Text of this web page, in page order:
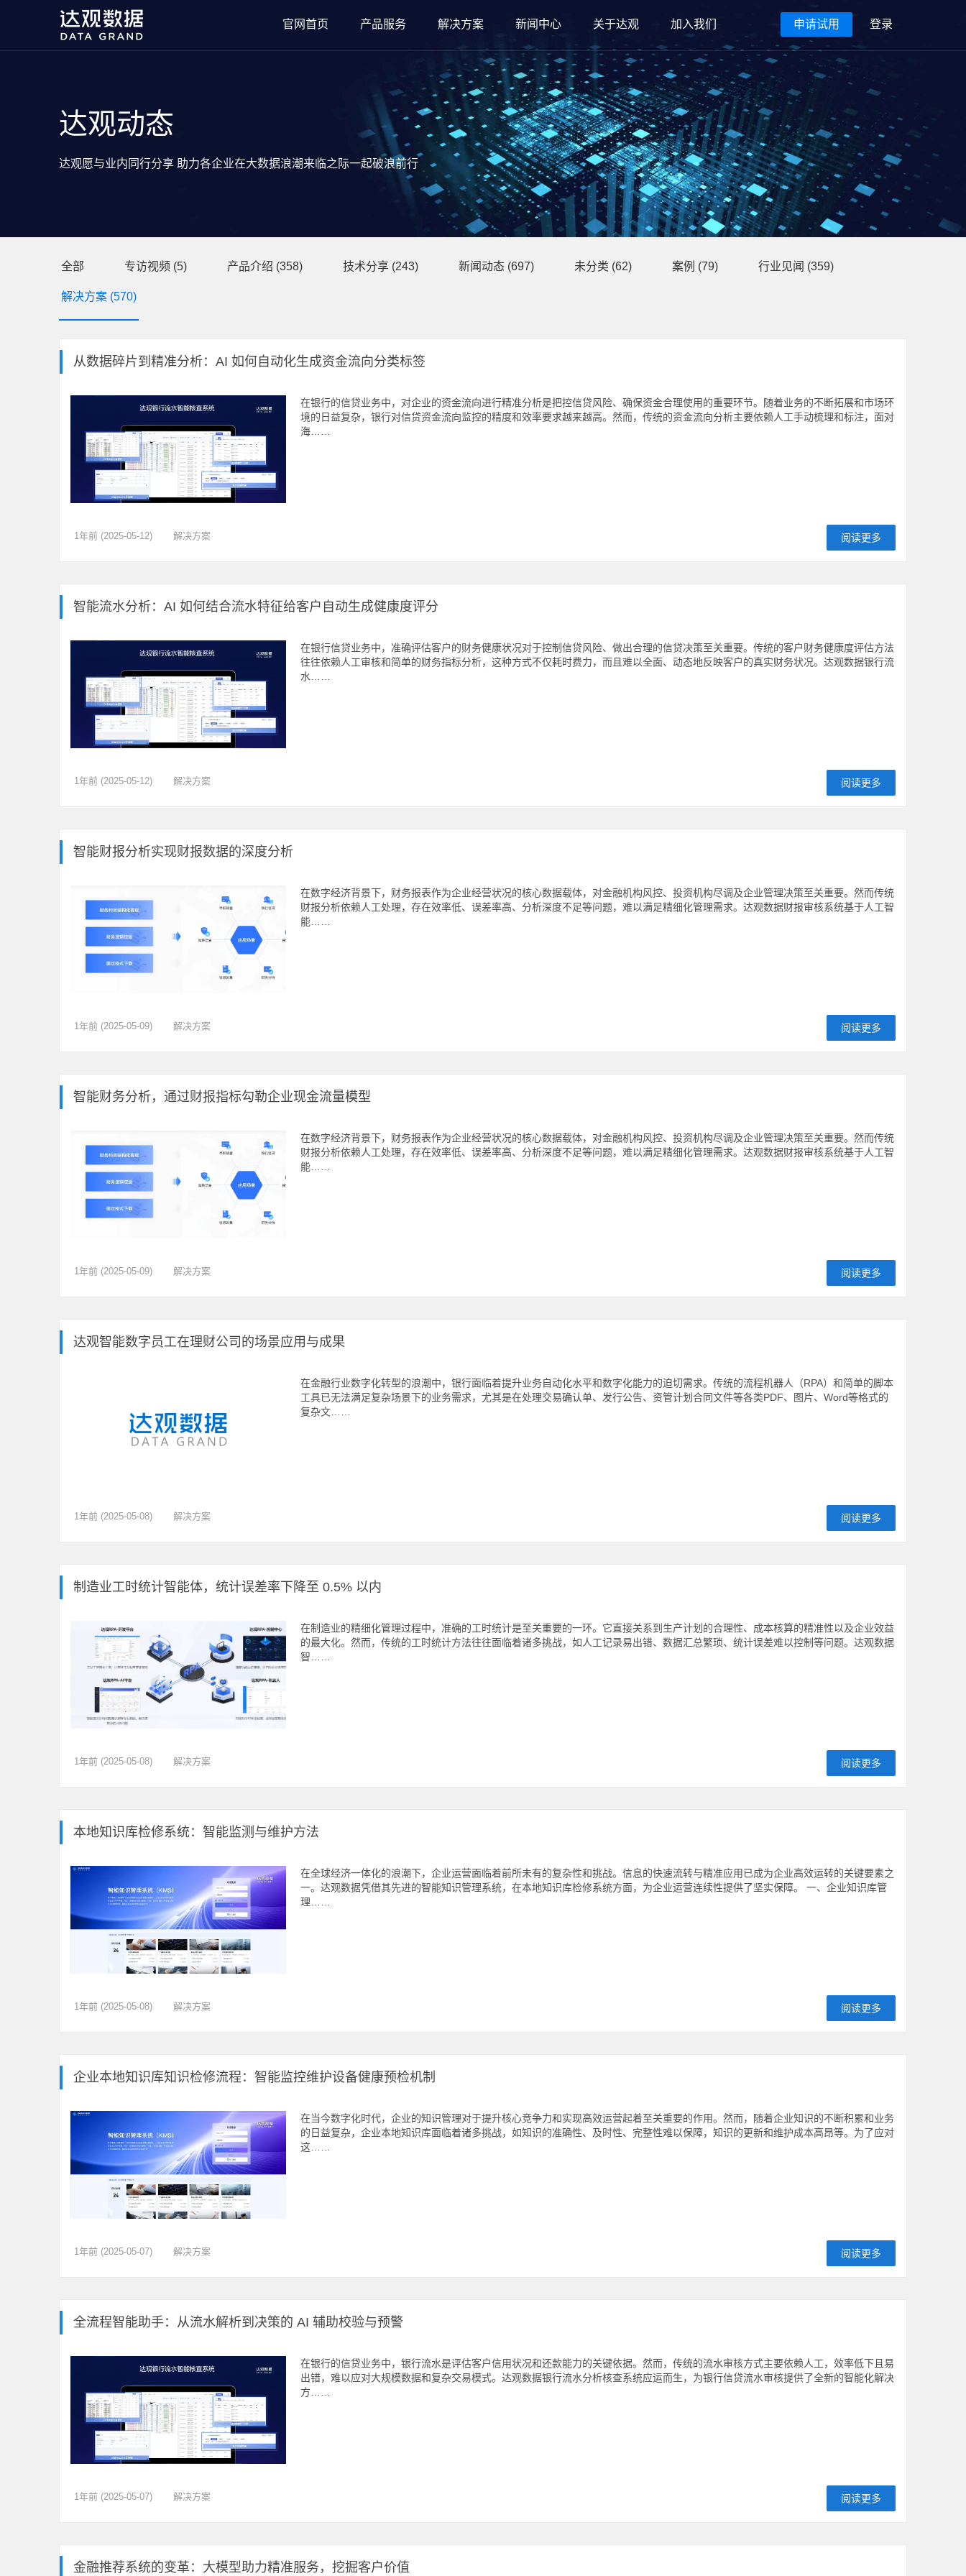
官网首页 产品服务 解决方案 新闻中心 关于达观 加入我们 申请试用 登录
达观动态
达观愿与业内同行分享 助力各企业在大数据浪潮来临之际一起破浪前行
全部 专访视频 (5) 产品介绍 (358) 技术分享 (243) 新闻动态 (697) 未分类 (62) 案例 (79) 行业见闻 (359)
解决方案 (570)
从数据碎片到精准分析：AI 如何自动化生成资金流向分类标签
在银行的信贷业务中，对企业的资金流向进行精准分析是把控信贷风险、确保资金合理使用的重要环节。随着业务的不断拓展和市场环
境的日益复杂，银行对信贷资金流向监控的精度和效率要求越来越高。然而，传统的资金流向分析主要依赖人工手动梳理和标注，面对
海……
1年前 (2025-05-12) 解决方案 阅读更多
智能流水分析：AI 如何结合流水特征给客户自动生成健康度评分
在银行信贷业务中，准确评估客户的财务健康状况对于控制信贷风险、做出合理的信贷决策至关重要。传统的客户财务健康度评估方法
往往依赖人工审核和简单的财务指标分析，这种方式不仅耗时费力，而且难以全面、动态地反映客户的真实财务状况。达观数据银行流
水……
1年前 (2025-05-12) 解决方案 阅读更多
智能财报分析实现财报数据的深度分析
在数字经济背景下，财务报表作为企业经营状况的核心数据载体，对金融机构风控、投资机构尽调及企业管理决策至关重要。然而传统
财报分析依赖人工处理，存在效率低、误差率高、分析深度不足等问题，难以满足精细化管理需求。达观数据财报审核系统基于人工智
能……
1年前 (2025-05-09) 解决方案 阅读更多
智能财务分析，通过财报指标勾勒企业现金流量模型
在数字经济背景下，财务报表作为企业经营状况的核心数据载体，对金融机构风控、投资机构尽调及企业管理决策至关重要。然而传统
财报分析依赖人工处理，存在效率低、误差率高、分析深度不足等问题，难以满足精细化管理需求。达观数据财报审核系统基于人工智
能……
1年前 (2025-05-09) 解决方案 阅读更多
达观智能数字员工在理财公司的场景应用与成果
在金融行业数字化转型的浪潮中，银行面临着提升业务自动化水平和数字化能力的迫切需求。传统的流程机器人（RPA）和简单的脚本
工具已无法满足复杂场景下的业务需求，尤其是在处理交易确认单、发行公告、资管计划合同文件等各类PDF、图片、Word等格式的
复杂文……
1年前 (2025-05-08) 解决方案 阅读更多
制造业工时统计智能体，统计误差率下降至 0.5% 以内
在制造业的精细化管理过程中，准确的工时统计是至关重要的一环。它直接关系到生产计划的合理性、成本核算的精准性以及企业效益
的最大化。然而，传统的工时统计方法往往面临着诸多挑战，如人工记录易出错、数据汇总繁琐、统计误差难以控制等问题。达观数据
智……
1年前 (2025-05-08) 解决方案 阅读更多
本地知识库检修系统：智能监测与维护方法
在全球经济一体化的浪潮下，企业运营面临着前所未有的复杂性和挑战。信息的快速流转与精准应用已成为企业高效运转的关键要素之
一。达观数据凭借其先进的智能知识管理系统，在本地知识库检修系统方面，为企业运营连续性提供了坚实保障。 一、企业知识库管
理……
1年前 (2025-05-08) 解决方案 阅读更多
企业本地知识库知识检修流程：智能监控维护设备健康预检机制
在当今数字化时代，企业的知识管理对于提升核心竞争力和实现高效运营起着至关重要的作用。然而，随着企业知识的不断积累和业务
的日益复杂，企业本地知识库面临着诸多挑战，如知识的准确性、及时性、完整性难以保障，知识的更新和维护成本高昂等。为了应对
这……
1年前 (2025-05-07) 解决方案 阅读更多
全流程智能助手：从流水解析到决策的 AI 辅助校验与预警
在银行的信贷业务中，银行流水是评估客户信用状况和还款能力的关键依据。然而，传统的流水审核方式主要依赖人工，效率低下且易
出错，难以应对大规模数据和复杂交易模式。达观数据银行流水分析核查系统应运而生，为银行信贷流水审核提供了全新的智能化解决
方……
1年前 (2025-05-07) 解决方案 阅读更多
金融推荐系统的变革：大模型助力精准服务，挖掘客户价值